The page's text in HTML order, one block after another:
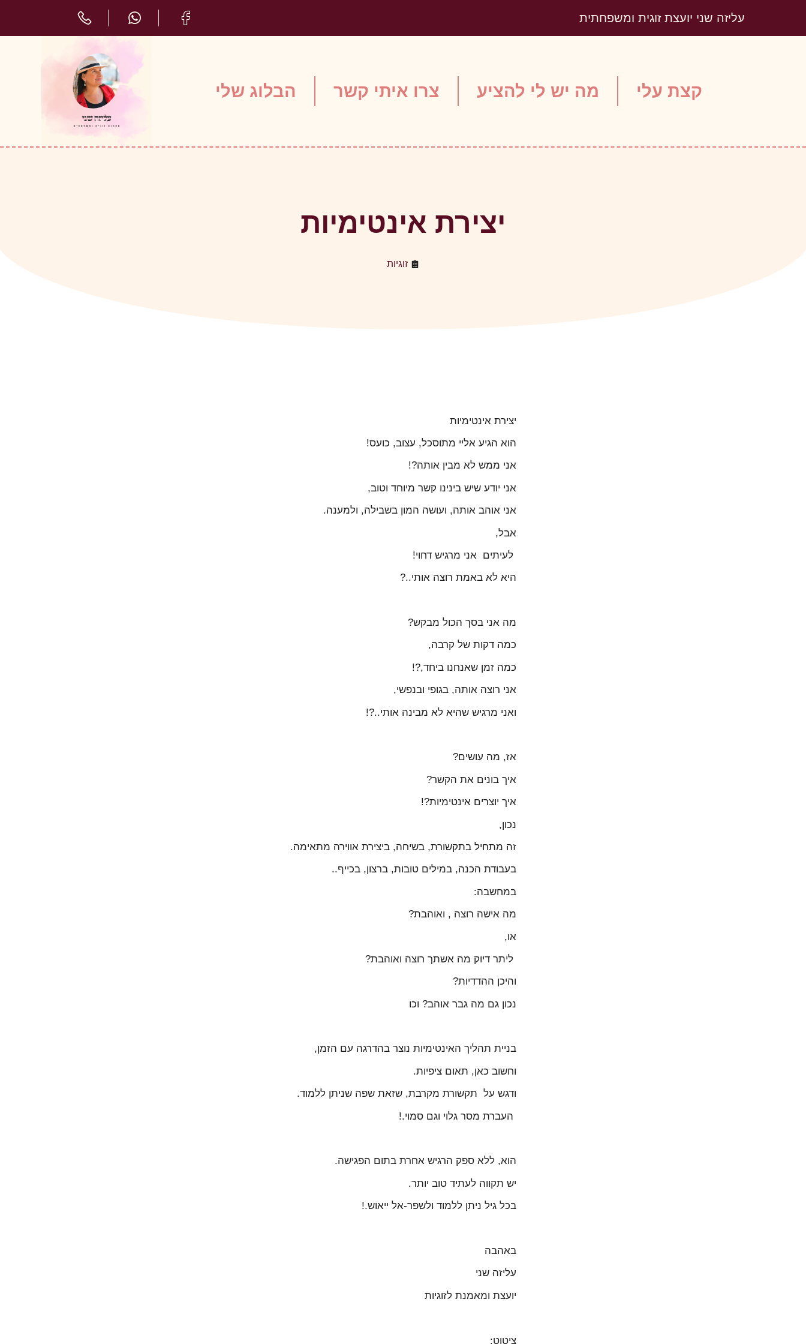
עליזה שני יועצת זוגית ומשפחתית
קצת עלי מה יש לי להציע צרו איתי קשר הבלוג שלי
יצירת אינטימיות
זוגיות
יצירת אינטימיות
הוא הגיע אליי מתוסכל, עצוב, כועס!
אני ממש לא מבין אותה?!
אני יודע שיש בינינו קשר מיוחד וטוב,
אני אוהב אותה, ועושה המון בשבילה, ולמענה.
אבל,
לעיתים אני מרגיש דחוי!
היא לא באמת רוצה אותי..?
מה אני בסך הכול מבקש?
כמה דקות של קרבה,
כמה זמן שאנחנו ביחד,?!
אני רוצה אותה, בגופי ובנפשי,
ואני מרגיש שהיא לא מבינה אותי..?!
אז, מה עושים?
איך בונים את הקשר?
איך יוצרים אינטימיות?!
נכון,
זה מתחיל בתקשורת, בשיחה, ביצירת אווירה מתאימה.
בעבודת הכנה, במילים טובות, ברצון, בכייף..
במחשבה:
מה אישה רוצה , ואוהבת?
או,
ליתר דיוק מה אשתך רוצה ואוהבת?
והיכן ההדדיות?
נכון גם מה גבר אוהב? וכו
בניית תהליך האינטימיות נוצר בהדרגה עם הזמן,
וחשוב כאן, תאום ציפיות.
ודגש על תקשורת מקרבת, שזאת שפה שניתן ללמוד.
העברת מסר גלוי וגם סמוי.!
הוא, ללא ספק הרגיש אחרת בתום הפגישה.
יש תקווה לעתיד טוב יותר.
בכל גיל ניתן ללמוד ולשפר-אל ייאוש.!
באהבה
עליזה שני
יועצת ומאמנת לזוגיות
ציטוט: